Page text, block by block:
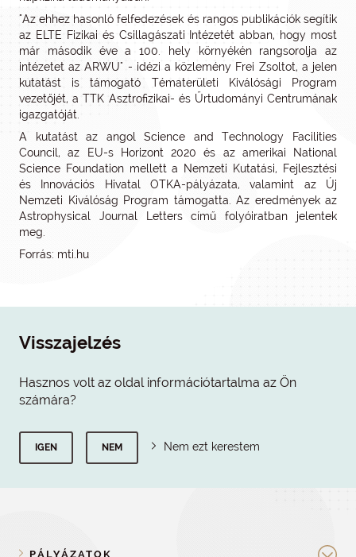
"Az ehhez hasonló felfedezések és rangos publikációk segítik
az ELTE Fizikai és Csillagászati Intézetét abban, hogy most
már második éve a 100. hely környékén rangsorolja az
intézetet az ARWU" - idézi a közlemény Frei Zsoltot, a jelen
kutatást is támogató Tématerületi Kiválósági Program
vezetőjét, a TTK Asztrofizikai- és Űrtudományi Centrumának
igazgatóját.
A kutatást az angol Science and Technology Facilities
Council, az EU-s Horizont 2020 és az amerikai National
Science Foundation mellett a Nemzeti Kutatási, Fejlesztési
és Innovációs Hivatal OTKA-pályázata, valamint az Új
Nemzeti Kiválóság Program támogatta. Az eredmények az
Astrophysical Journal Letters című folyóiratban jelentek
meg.
Forrás: mti.hu
Visszajelzés
Hasznos volt az oldal információtartalma az Ön
számára?
IGEN NEM Nem ezt kerestem
PÁLYÁZATOK